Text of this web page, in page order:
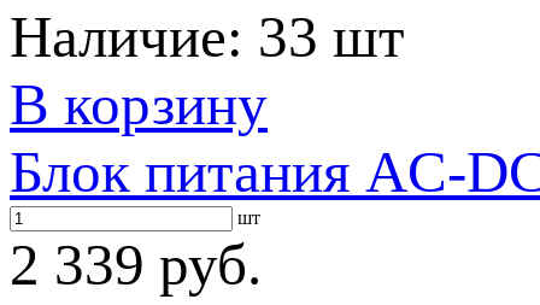
Наличие: 33 шт
В корзину
Блок питания AC-
шт
2 339 руб.